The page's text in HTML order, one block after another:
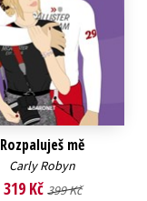
Rozpaluješ mě
Carly Robyn
319 Kč 399 Kč